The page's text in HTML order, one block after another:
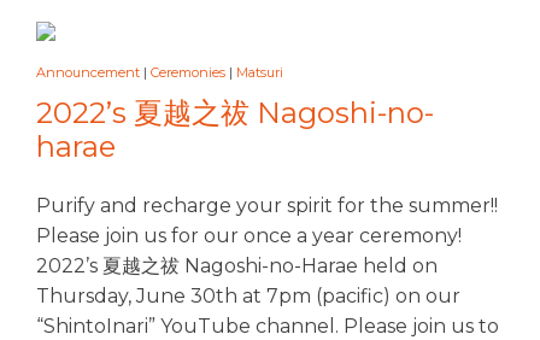
Announcement | Ceremonies | Matsuri
2022’s 夏越之祓 Nagoshi-no-
harae
Purify and recharge your spirit for the summer!!
Please join us for our once a year ceremony!
2022’s 夏越之祓 Nagoshi-no-Harae held on
Thursday, June 30th at 7pm (pacific) on our
“ShintoInari” YouTube channel. Please join us to